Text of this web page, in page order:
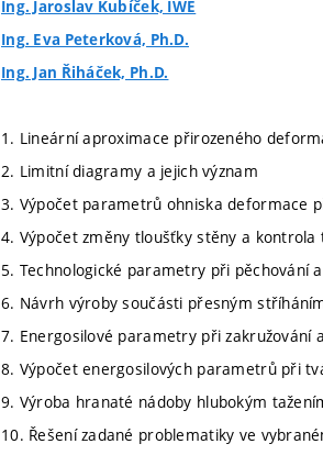
Ing. Jaroslav Kubíček, IWE
Ing. Eva Peterková, Ph.D.
Ing. Jan Řiháček, Ph.D.
1. Lineární aproximace přirozeného
2. Limitní diagramy a jejich význam
3. Výpočet parametrů ohniska deformace
4. Výpočet změny tloušťky stěny a
5. Technologické parametry při pěchování
6. Návrh výroby součásti přesným
7. Energosilové parametry při zakružování
8. Výpočet energosilových parametrů při
9. Výroba hranaté nádoby hlubokým
10. Řešení zadané problematiky ve